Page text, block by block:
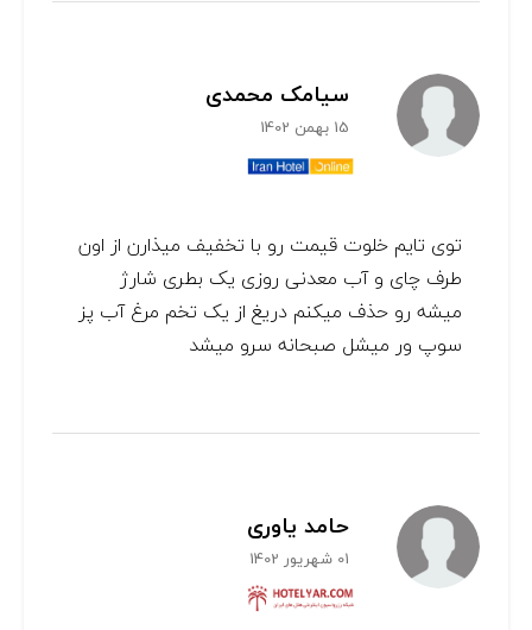
سیامک محمدی
15 بهمن 1402
توی تایم خلوت قیمت رو با تخفیف میذارن از اون
طرف چای و آب معدنی روزی یک بطری شارژ
میشه رو حذف میکنم دریغ از یک تخم مرغ آب پز
سوپ ور میشل صبحانه سرو میشد
حامد یاوری
01 شهریور 1402